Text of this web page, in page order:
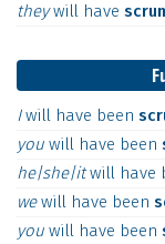
theywill have
Iwill have been
you will have been
he|she|itwill have
wewill have been
you will have been